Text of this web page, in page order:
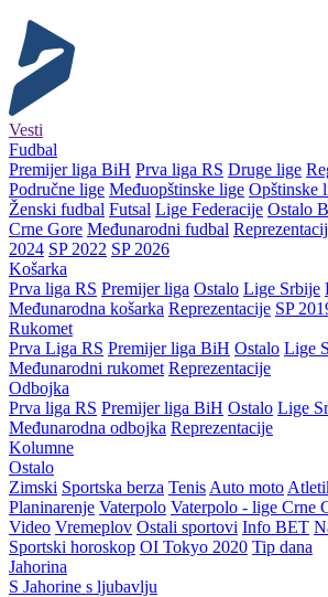
Vesti
Fudbal
Premijer liga BiH Prva liga RS Druge lige
Područne lige Međuopštinske lige Opštinske
Ženski fudbal Futsal Lige Federacije Ostalo
Crne Gore Međunarodni fudbal
2024 SP 2022 SP 2026
Košarka
Prva liga RS Premijer liga Ostalo Lige Srbije
Međunarodna košarka Reprezentacije SP
Rukomet
Prva Liga RS Premijer liga BiH Ostalo Lige
Međunarodni rukomet Reprezentacije
Odbojka
Prva liga RS Premijer liga BiH Ostalo Lige
Međunarodna odbojka Reprezentacije
Kolumne
Ostalo
Zimski Sportska berza Tenis Auto moto
Planinarenje Vaterpolo Vaterpolo - lige Crne
Video Vremeplov Ostali sportovi Info BET
Sportski horoskop OI Tokyo 2020 Tip dana
Jahorina
S Jahorine s ljubavlju